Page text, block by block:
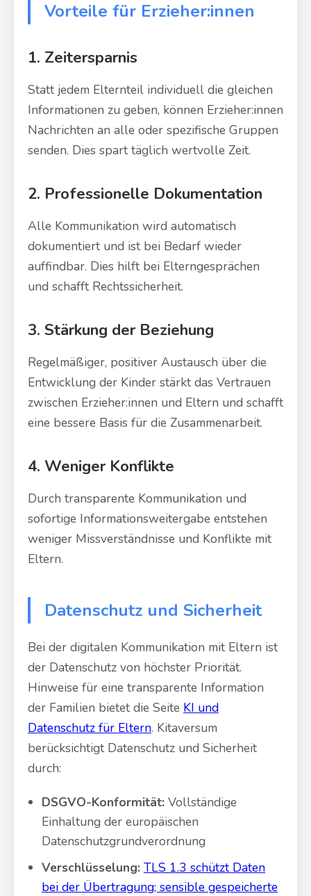
Vorteile für Erzieher:innen
1. Zeitersparnis
Statt jedem Elternteil individuell die gleichen
Informationen zu geben, können Erzieher:innen
Nachrichten an alle oder spezifische Gruppen
senden. Dies spart täglich wertvolle Zeit.
2. Professionelle Dokumentation
Alle Kommunikation wird automatisch
dokumentiert und ist bei Bedarf wieder
auffindbar. Dies hilft bei Elterngesprächen
und schafft Rechtssicherheit.
3. Stärkung der Beziehung
Regelmäßiger, positiver Austausch über die
Entwicklung der Kinder stärkt das Vertrauen
zwischen Erzieher:innen und Eltern und schafft
eine bessere Basis für die Zusammenarbeit.
4. Weniger Konflikte
Durch transparente Kommunikation und
sofortige Informationsweitergabe entstehen
weniger Missverständnisse und Konflikte mit
Eltern.
Datenschutz und Sicherheit
Bei der digitalen Kommunikation mit Eltern ist
der Datenschutz von höchster Priorität.
Hinweise für eine transparente Information
der Familien bietet die Seite KI und
Datenschutz für Eltern. Kitaversum
berücksichtigt Datenschutz und Sicherheit
durch:
DSGVO-Konformität: Vollständige
Einhaltung der europäischen
Datenschutzgrundverordnung
Verschlüsselung: TLS 1.3 schützt Daten
bei der Übertragung; sensible gespeicherte